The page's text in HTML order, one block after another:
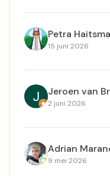
Petra Haitsma
15 juni 2026
Jeroen van
2 juni 2026
Adrian
9 mei 2026